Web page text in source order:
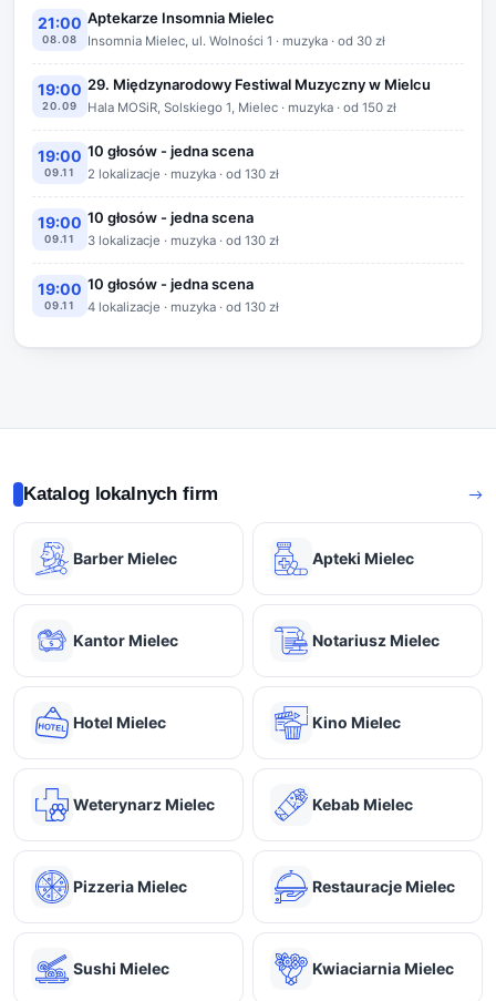
21:00
08.08
Aptekarze Insomnia Mielec
Insomnia Mielec, ul. Wolności 1 · muzyka · od 30 zł
19:00
20.09
29. Międzynarodowy Festiwal Muzyczny w Mielcu
Hala MOSiR, Solskiego 1, Mielec · muzyka · od 150 zł
19:00
09.11
10 głosów - jedna scena
2 lokalizacje · muzyka · od 130 zł
19:00
09.11
10 głosów - jedna scena
3 lokalizacje · muzyka · od 130 zł
19:00
09.11
10 głosów - jedna scena
4 lokalizacje · muzyka · od 130 zł
Katalog lokalnych firm
Barber Mielec Apteki Mielec
Kantor Mielec Notariusz Mielec
Hotel Mielec Kino Mielec
Weterynarz Mielec Kebab Mielec
Pizzeria Mielec Restauracje Mielec
Sushi Mielec Kwiaciarnia Mielec